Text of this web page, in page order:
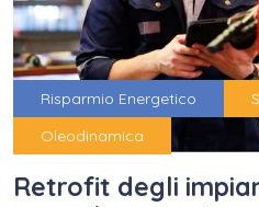
Risparmio Energetico
Oleodinamica
Retrofit degli